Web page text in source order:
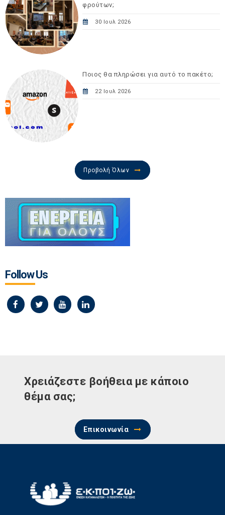
φρούτων;
30 Ιουλ 2026
Ποιος θα πληρώσει για αυτό το πακέτο;
22 Ιουλ 2026
Προβολή Όλων
Follow Us
Χρειάζεστε βοήθεια με κάποιο
θέμα σας;
Επικοινωνία